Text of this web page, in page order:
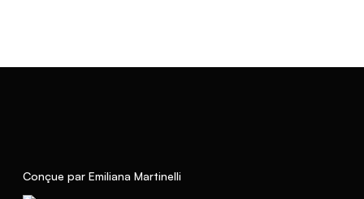
Conçue par Emiliana Martinelli